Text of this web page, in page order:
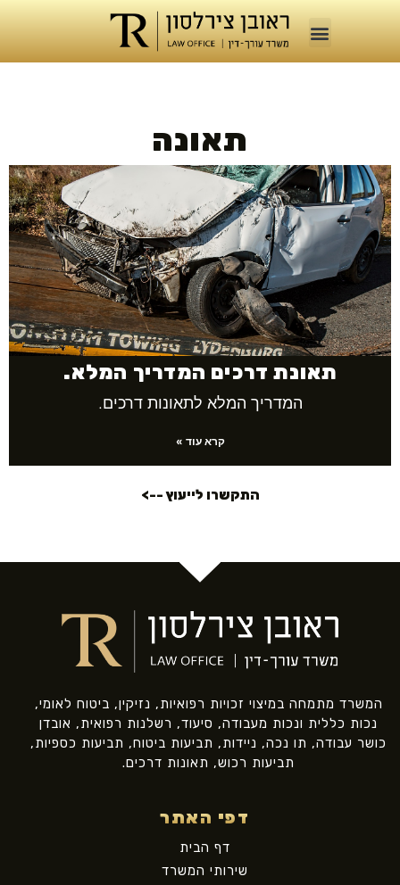
תאונה
תאונת דרכים המדריך המלא.
המדריך המלא לתאונות דרכים.
קרא עוד »
התקשרו לייעוץ -->
המשרד מתמחה במיצוי זכויות רפואיות, נזיקין, ביטוח לאומי,
נכות כללית ונכות מעבודה, סיעוד, רשלנות רפואית, אובדן
כושר עבודה, תו נכה, ניידות, תביעות ביטוח, תביעות כספיות,
תביעות רכוש, תאונות דרכים.
דפי האתר
דף הבית
שירותי המשרד